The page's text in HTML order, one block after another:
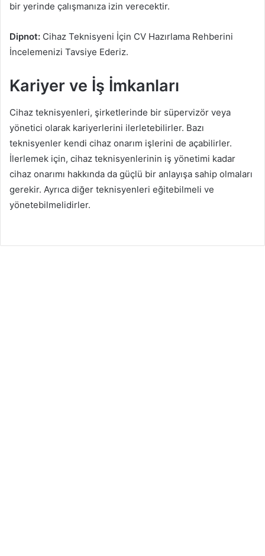
bir yerinde çalışmanıza izin verecektir.
Dipnot: Cihaz Teknisyeni İçin CV Hazırlama Rehberini
İncelemenizi Tavsiye Ederiz.
Kariyer ve İş İmkanları
Cihaz teknisyenleri, şirketlerinde bir süpervizör veya
yönetici olarak kariyerlerini ilerletebilirler. Bazı
teknisyenler kendi cihaz onarım işlerini de açabilirler.
İlerlemek için, cihaz teknisyenlerinin iş yönetimi kadar
cihaz onarımı hakkında da güçlü bir anlayışa sahip olmaları
gerekir. Ayrıca diğer teknisyenleri eğitebilmeli ve
yönetebilmelidirler.